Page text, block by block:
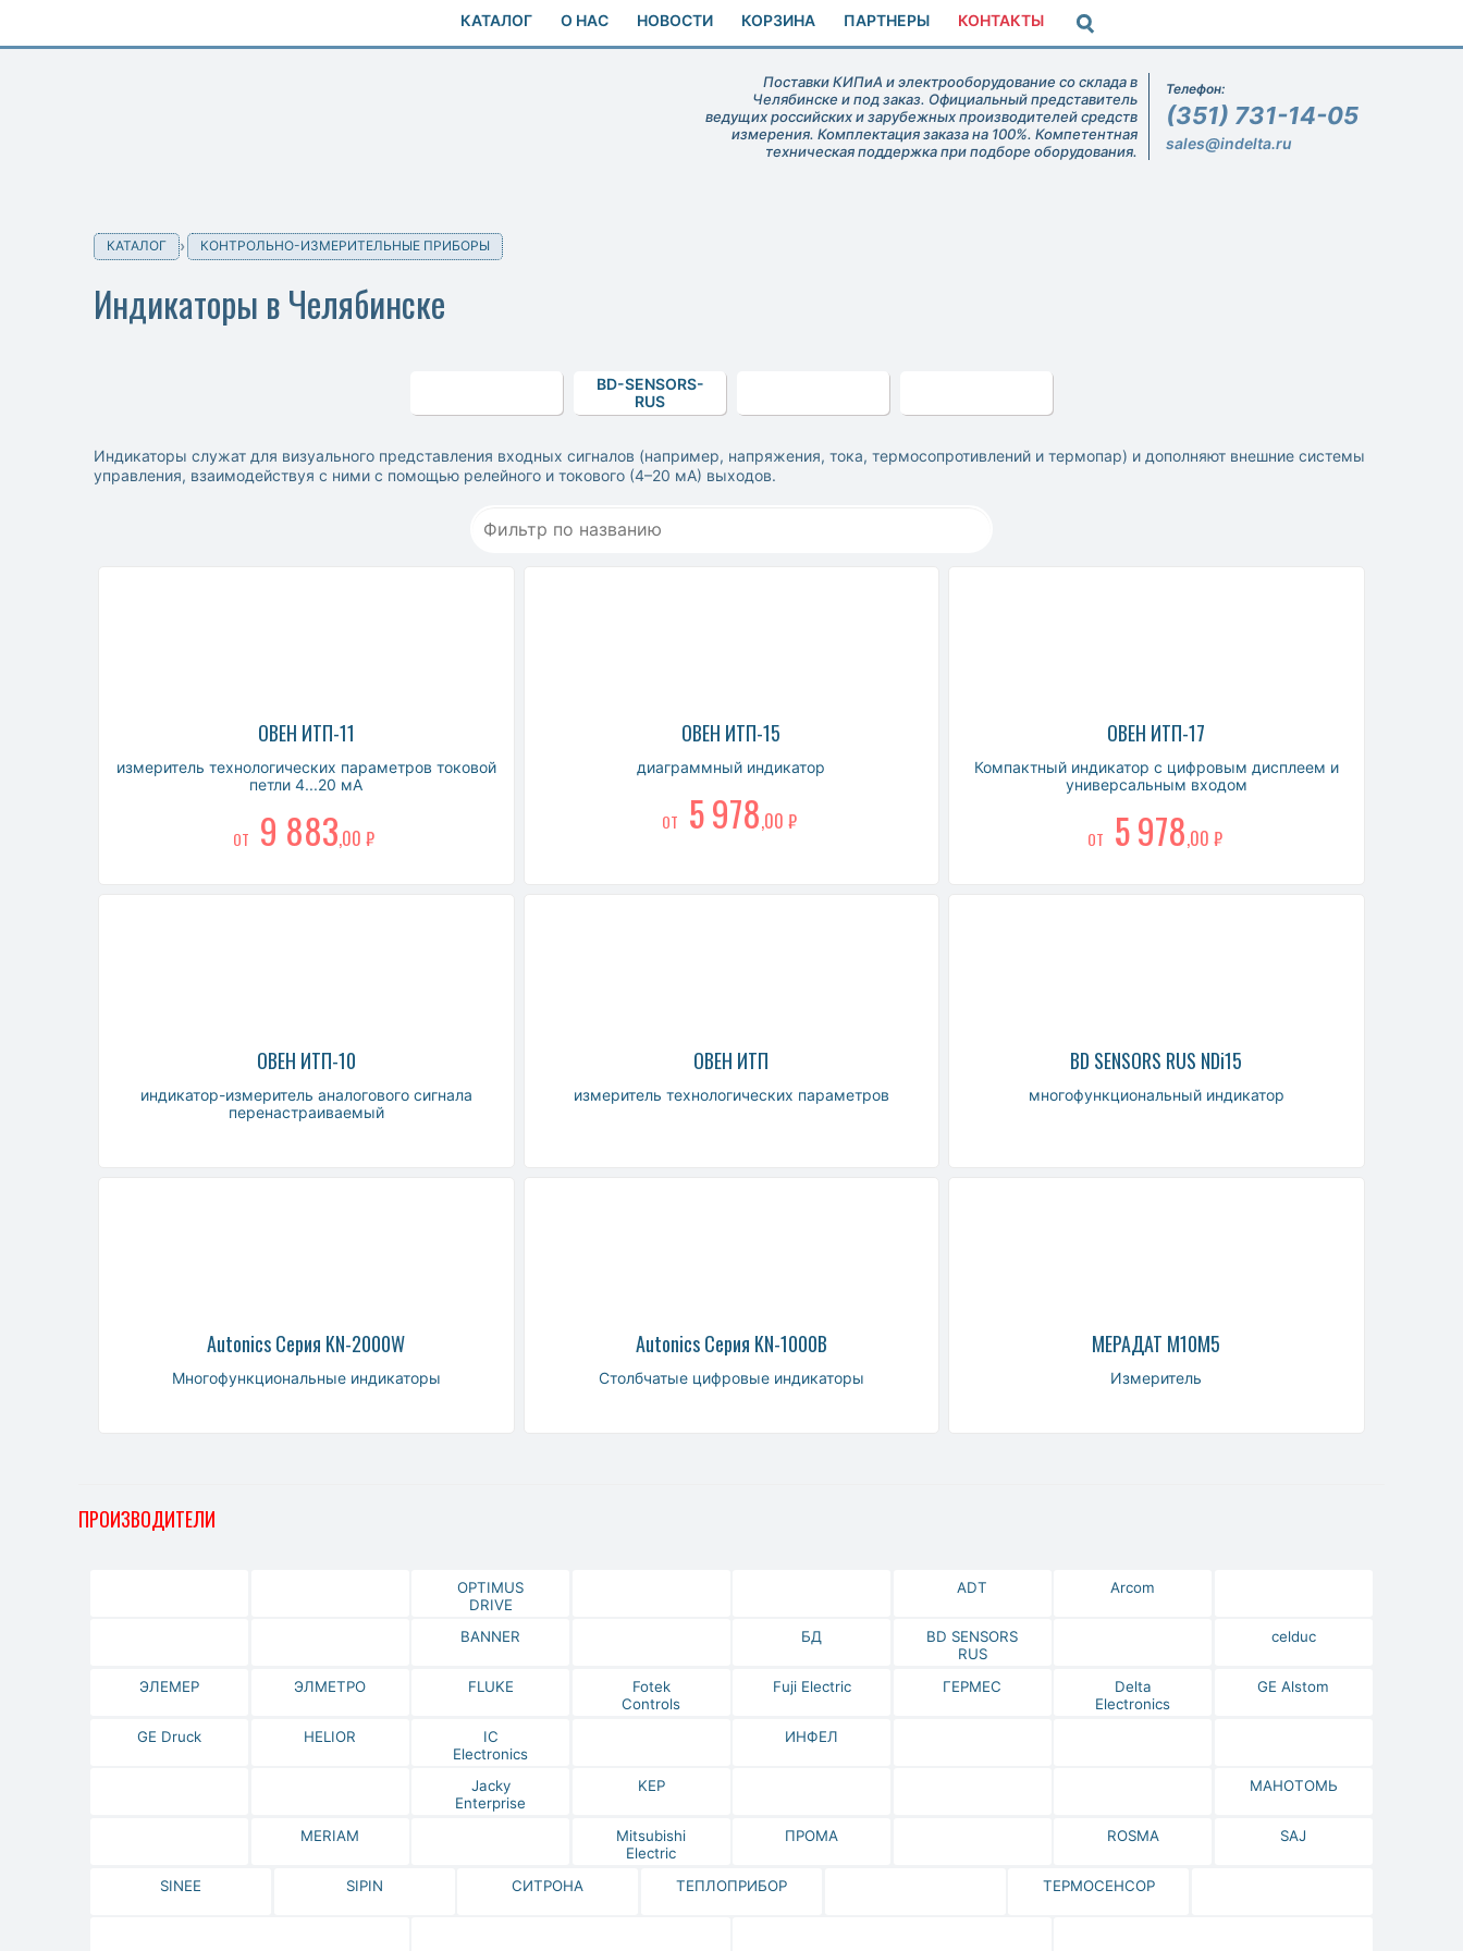
КАТАЛОГ О НАС НОВОСТИ КОРЗИНА ПАРТНЕРЫ КОНТАКТЫ
Поставки КИПиА и электрооборудование со склада в
Челябинске и под заказ. Официальный представитель
ведущих российских и зарубежных производителей средств
измерения. Комплектация заказа на 100%. Компетентная
техническая поддержка при подборе оборудования.
Телефон:
(351) 731-14-05
sales@indelta.ru
КАТАЛОГ КОНТРОЛЬНО-ИЗМЕРИТЕЛЬНЫЕ ПРИБОРЫ
Индикаторы в Челябинске
BD-SENSORS-
RUS
Индикаторы служат для визуального представления входных сигналов (например, напряжения, тока, термосопротивлений и термопар) и дополняют внешние системы
управления, взаимодействуя с ними с помощью релейного и токового (4–20 мА) выходов.
ОВЕН ИТП-11
измеритель технологических параметров токовой
петли 4...20 мА
ОТ 9 883,00 ₽
ОВЕН ИТП-15
диаграммный индикатор
ОТ 5 978,00 ₽
ОВЕН ИТП-17
Компактный индикатор с цифровым дисплеем и
универсальным входом
ОТ 5 978,00 ₽
ОВЕН ИТП-10
индикатор-измеритель аналогового сигнала
перенастраиваемый
ОВЕН ИТП
измеритель технологических параметров
BD SENSORS RUS NDi15
многофункциональный индикатор
Autonics Серия KN-2000W
Многофункциональные индикаторы
Autonics Серия KN-1000B
Столбчатые цифровые индикаторы
МЕРАДАТ М10М5
Измеритель
ПРОИЗВОДИТЕЛИ
OPTIMUS
DRIVE
ADT Arcom
BANNER БД
BD SENSORS
RUS
celduc
ЭЛЕМЕР ЭЛМЕТРО FLUKE
Fotek
Controls
Fuji Electric ГЕРМЕС
Delta
Electronics
GE Alstom
GE Druck HELIOR
IC
Electronics
ИНФЕЛ
Jacky
Enterprise
KEP МАНОТОМЬ
MERIAM
Mitsubishi
Electric
ПРОМА ROSMA SAJ
SINEE SIPIN СИТРОНА ТЕПЛОПРИБОР ТЕРМОСЕНСОР